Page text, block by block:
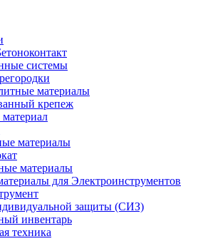
системы
материалы
крепеж
материалы
материалы
для Электроинструментов
защиты (СИЗ)
инвентарь
техника